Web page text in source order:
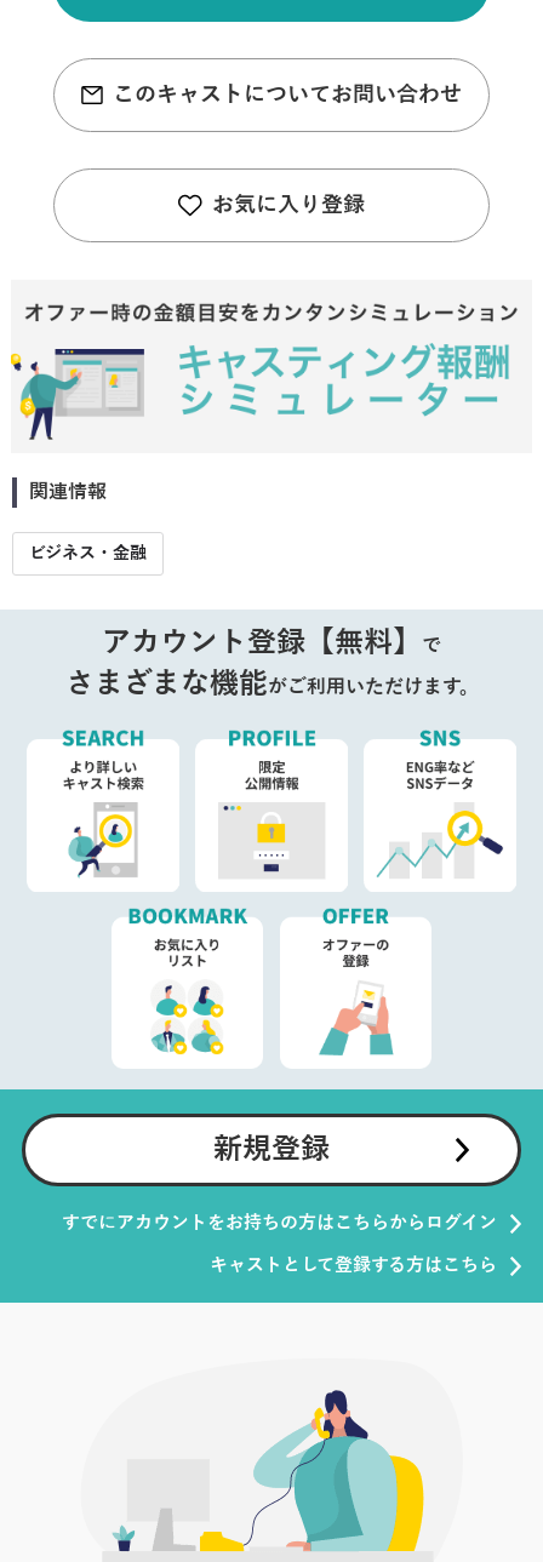
このキャストについてお問い合わせ
お気に入り登録
関連情報
ビジネス・金融
アカウント登録【無料】 で
さまざまな機能がご利用いただけます。
新規登録
すでにアカウントをお持ちの方はこちらからログイン
キャストとして登録する方はこちら